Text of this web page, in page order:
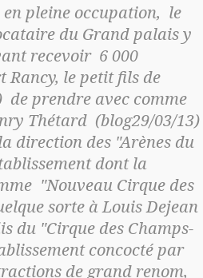
en pleine occupation, le
du Grand palais y
recevoir 6 000
Rancy, le petit fils de
de prendre avec comme
Thétard (blog29/03/13)
direction des "Arènes du
dont la
"Nouveau Cirque des
sorte à Louis Dejean
du "Cirque des Champs-
concocté par
de grand renom,